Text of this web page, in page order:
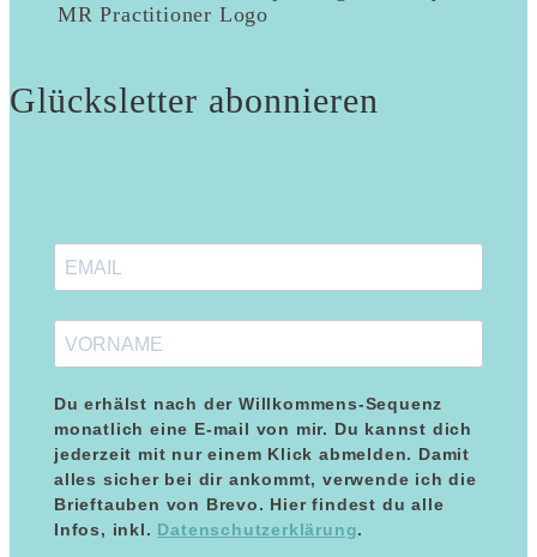
Glücksletter abonnieren
Du erhälst nach der Willkommens-Sequenz
monatlich eine E-mail von mir. Du kannst dich
jederzeit mit nur einem Klick abmelden. Damit
alles sicher bei dir ankommt, verwende ich die
Brieftauben von Brevo. Hier findest du alle
Infos, inkl. Datenschutzerklärung.
Kundenbewertungen und Erfahrungen zu